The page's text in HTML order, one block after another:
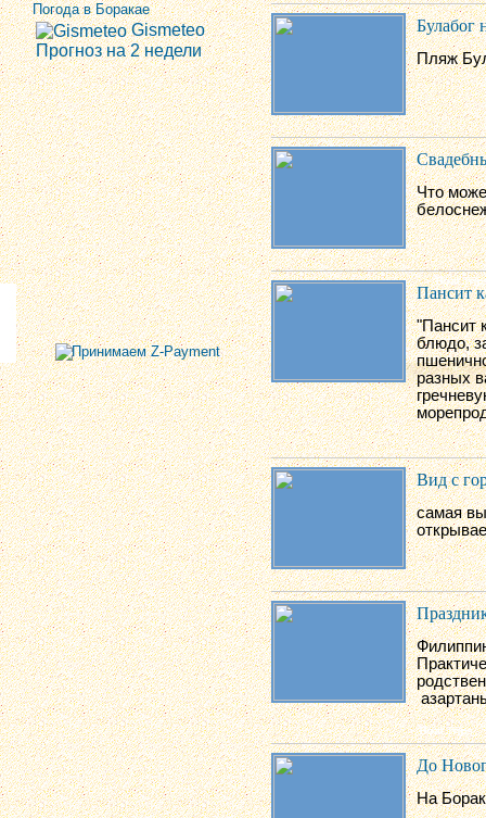
Погода в Боракае
Gismeteo
Прогноз на 2 недели
Булабог
Пляж
Что
Пансит
"Пансит
блюдо,
разных
Вид с
самая
До
На